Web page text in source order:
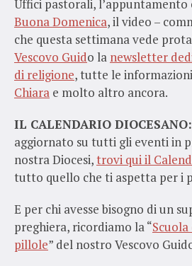
Uffici pastorali,
Buona Domenica, il video –
che questa settimana vede
Vescovo Guido la newsletter
di religione, tutte le
Chiara e molto altro ancora.
IL CALENDARIO DIOCESANO:
aggiornato su tutti gli eventi in
nostra Diocesi,trovi qui il
tutto quello che ti aspetta per i
E per chi avesse bisogno di un
preghiera, ricordiamo la “
pillole” del nostro Vescovo